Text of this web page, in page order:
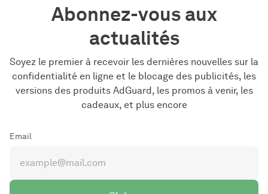
Abonnez-vous aux
actualités
Soyez le premier à recevoir les dernières nouvelles sur la
confidentialité en ligne et le blocage des publicités, les
versions des produits AdGuard, les promos à venir, les
cadeaux, et plus encore
Email